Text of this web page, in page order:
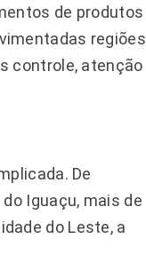
de produtos
regiões
controle, atenção
De
Iguaçu, mais de
do Leste, a